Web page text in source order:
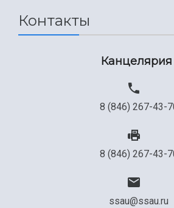
Контакты
Канцелярия
8 (846) 267-43-
8 (846) 267-43-
ssau@ssau.ru